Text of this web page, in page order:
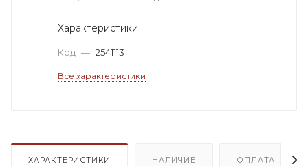
Характеристики
Код — 2541113
Все характеристики
ХАРАКТЕРИСТИКИ НАЛИЧИЕ ОПЛАТА